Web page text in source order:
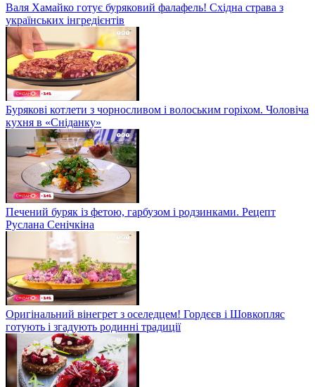
Валя Хамайко готує буряковий фалафель! Східна страва з
українських інгредієнтів
Бурякові котлети з чорносливом і волоським горіхом. Чоловіча
кухня в «Сніданку»
Печений буряк із фетою, гарбузом і родзинками. Рецепт
Руслана Сенічкіна
Оригінальний вінегрет з оселедцем! Гордєєв і Шовкопляс
готують і згадують родинні традиції